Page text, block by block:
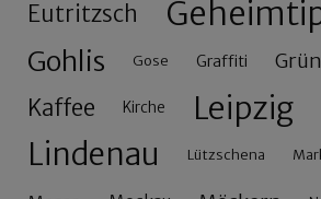
Eutritzsch
Gohlis Gose Graffiti
Kaffee Kirche Leipzig
Lindenau Lützschena